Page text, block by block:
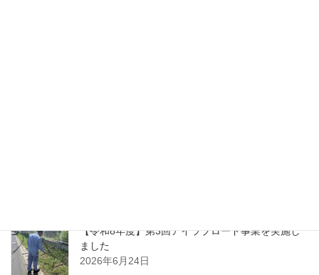
【令和8年度】第3回アイラブロード事業を実施し
ました
2026年6月24日